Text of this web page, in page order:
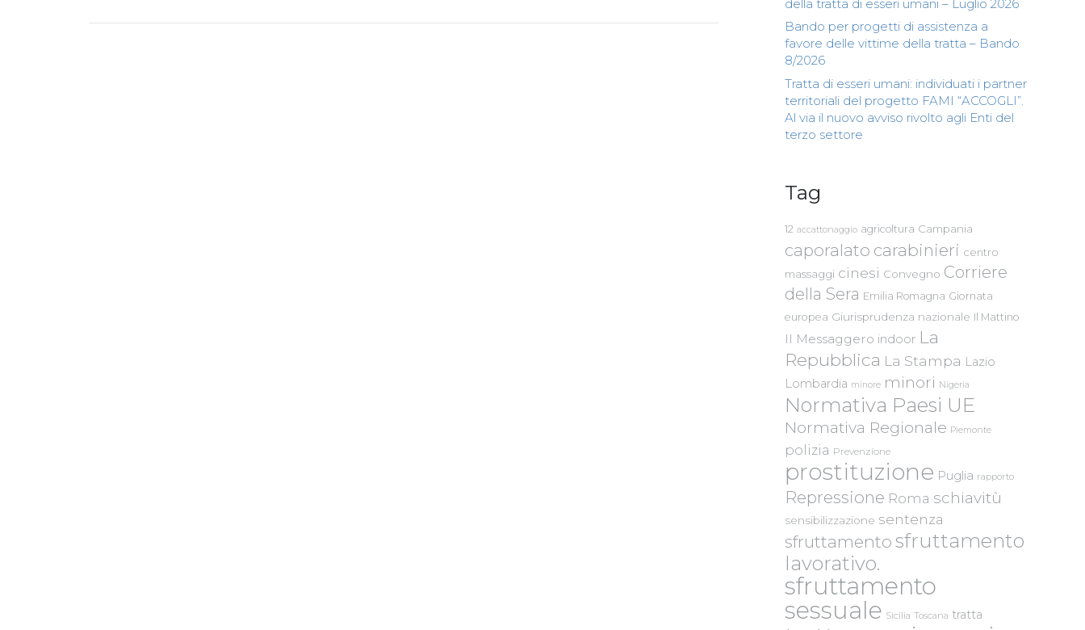
della tratta di esseri umani – Luglio 2026
Bando per progetti di assistenza a
favore delle vittime della tratta – Bando
8/2026
Tratta di esseri umani: individuati i partner
territoriali del progetto FAMI “ACCOGLI”.
Al via il nuovo avviso rivolto agli Enti del
terzo settore
Tag
12 accattonaggio agricoltura Campania
caporalato carabinieri centro
massaggi cinesi Convegno Corriere
della Sera Emilia Romagna Giornata
europea Giurisprudenza nazionale Il Mattino
Il Messaggero indoor La
Repubblica La Stampa Lazio
Lombardia minore minori Nigeria
Normativa Paesi UE
Normativa Regionale Piemonte
polizia Prevenzione
prostituzione Puglia rapporto
Repressione Roma schiavitù
sensibilizzazione sentenza
sfruttamento sfruttamento
lavorativo.
sfruttamento
sessuale Sicilia Toscana tratta